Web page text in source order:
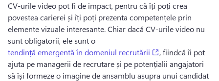
CV-urile video pot fi de impact, pentru că îți poți crea
povestea carierei și îți poți prezenta competențele prin
elemente vizuale interesante. Chiar dacă CV-urile video nu
sunt obligatorii, ele sunt o
tendință emergentă în domeniul recrutării
(opens in a new
, fiindcă îi pot
ajuta pe managerii de recrutare și pe potențialii angajatori
să își formeze o imagine de ansamblu asupra unui candidat